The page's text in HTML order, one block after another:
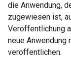
die Anwendung,
zugewiesen ist,
Veröffentlichung
neue Anwendung
veröffentlichen.